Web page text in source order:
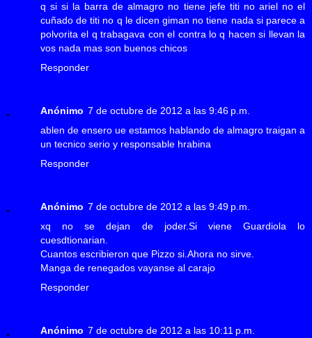
q si si la barra de almagro no tiene jefe titi no ariel no el
cuñado de titi no q le dicen giman no tiene nada si parece a
polvorita el q trabagava con el contra lo q hacen si llevan la
vos nada mas son buenos chicos
Responder
Anónimo 7 de octubre de 2012 a las 9:46 p.m.
ablen de ensero ue estamos hablando de almagro traigan a
un tecnico serio y responsable hrabina
Responder
Anónimo 7 de octubre de 2012 a las 9:49 p.m.
xq no se dejan de joder.Si viene Guardiola lo
cuesdtionarian.
Cuantos escribieron que Pizzo si.Ahora no sirve.
Manga de renegados vayanse al carajo
Responder
Anónimo 7 de octubre de 2012 a las 10:11 p.m.